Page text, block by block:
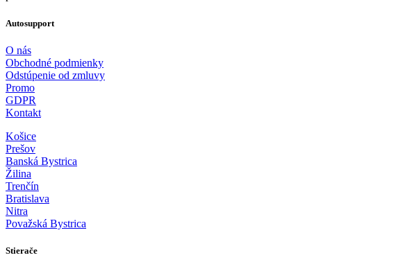
Autosupport
O nás
Obchodné podmienky
Odstúpenie od zmluvy
Promo
GDPR
Kontakt
Košice
Prešov
Banská Bystrica
Žilina
Trenčín
Bratislava
Nitra
Považská Bystrica
Stierače